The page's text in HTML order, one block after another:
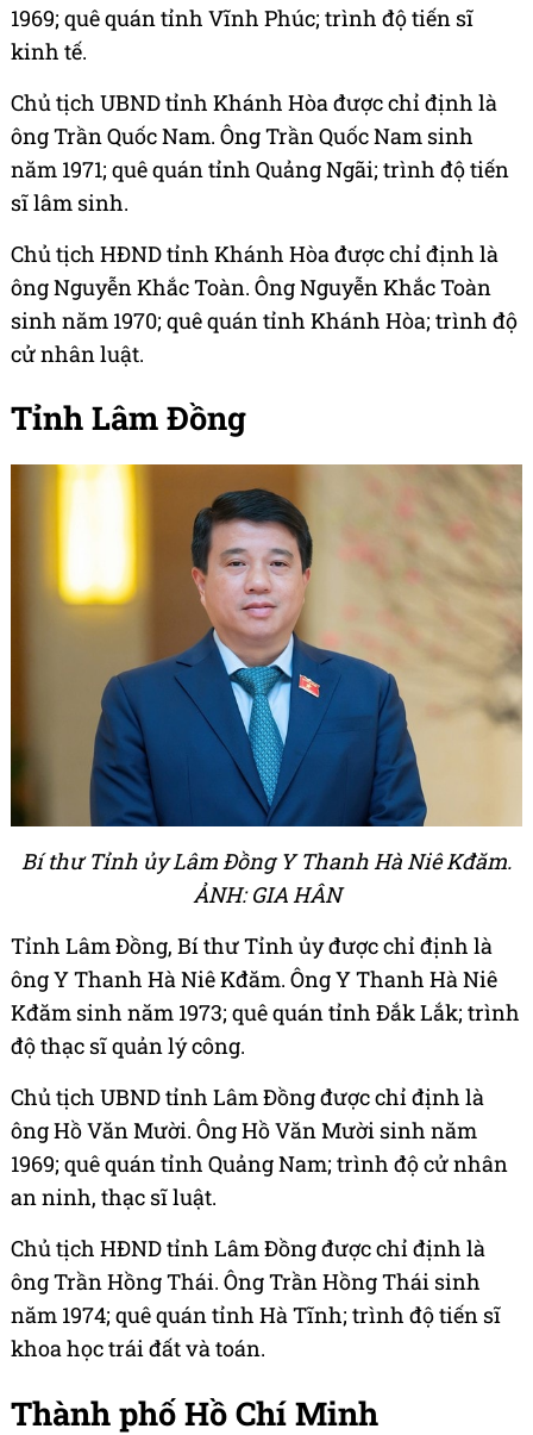
1969; quê quán tỉnh Vĩnh Phúc; trình độ tiến sĩ
kinh tế.
Chủ tịch UBND tỉnh Khánh Hòa được chỉ định là
ông Trần Quốc Nam. Ông Trần Quốc Nam sinh
năm 1971; quê quán tỉnh Quảng Ngãi; trình độ tiến
sĩ lâm sinh.
Chủ tịch HĐND tỉnh Khánh Hòa được chỉ định là
ông Nguyễn Khắc Toàn. Ông Nguyễn Khắc Toàn
sinh năm 1970; quê quán tỉnh Khánh Hòa; trình độ
cử nhân luật.
Tỉnh Lâm Đồng
Bí thư Tỉnh ủy Lâm Đồng Y Thanh Hà Niê Kđăm.
ẢNH: GIA HÂN
Tỉnh Lâm Đồng, Bí thư Tỉnh ủy được chỉ định là
ông Y Thanh Hà Niê Kđăm. Ông Y Thanh Hà Niê
Kđăm sinh năm 1973; quê quán tỉnh Đắk Lắk; trình
độ thạc sĩ quản lý công.
Chủ tịch UBND tỉnh Lâm Đồng được chỉ định là
ông Hồ Văn Mười. Ông Hồ Văn Mười sinh năm
1969; quê quán tỉnh Quảng Nam; trình độ cử nhân
an ninh, thạc sĩ luật.
Chủ tịch HĐND tỉnh Lâm Đồng được chỉ định là
ông Trần Hồng Thái. Ông Trần Hồng Thái sinh
năm 1974; quê quán tỉnh Hà Tĩnh; trình độ tiến sĩ
khoa học trái đất và toán.
Thành phố Hồ Chí Minh